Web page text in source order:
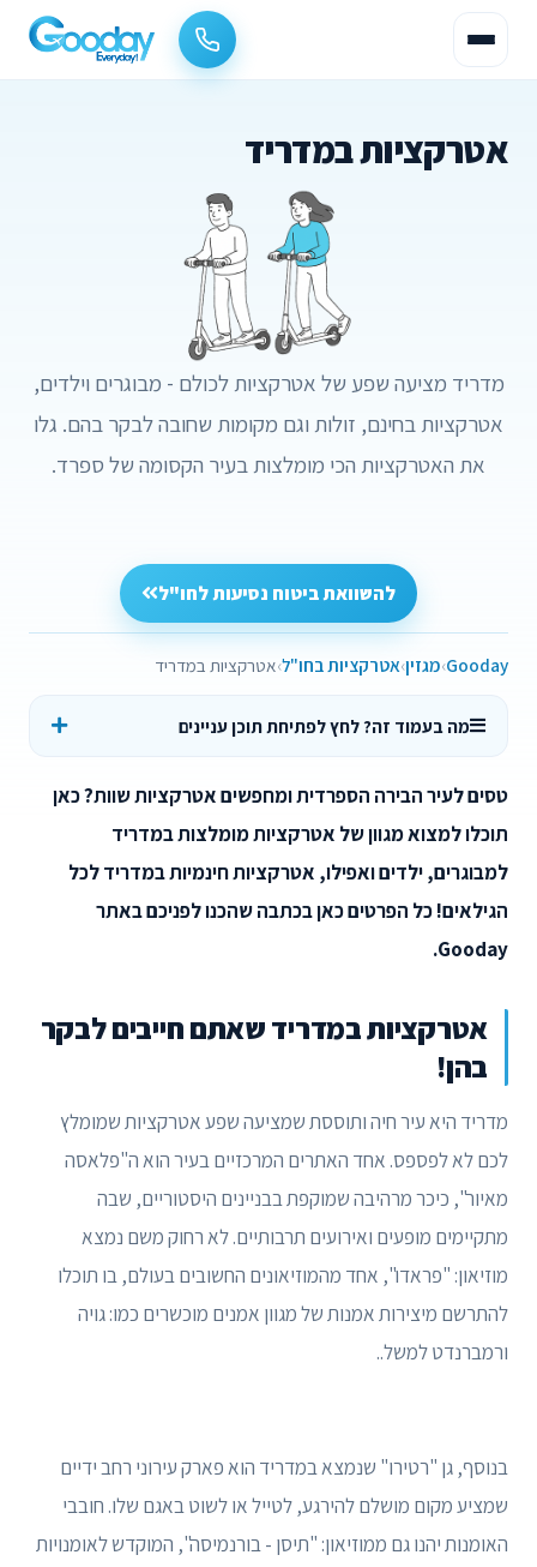
אטרקציות במדריד
מדריד מציעה שפע של אטרקציות לכולם - מבוגרים וילדים,
אטרקציות בחינם, זולות וגם מקומות שחובה לבקר בהם. גלו
את האטרקציות הכי מומלצות בעיר הקסומה של ספרד.
להשוואת ביטוח נסיעות לחו"ל
Gooday מגזין אטרקציות בחו"ל אטרקציות במדריד
מה בעמוד זה? לחץ לפתיחת תוכן עניינים
טסים לעיר הבירה הספרדית ומחפשים אטרקציות שוות? כאן
תוכלו למצוא מגוון של אטרקציות מומלצות במדריד
למבוגרים, ילדים ואפילו, אטרקציות חינמיות במדריד לכל
הגילאים! כל הפרטים כאן בכתבה שהכנו לפניכם באתר
Gooday.
אטרקציות במדריד שאתם חייבים לבקר
בהן!
מדריד היא עיר חיה ותוססת שמציעה שפע אטרקציות שמומלץ
לכם לא לפספס. אחד האתרים המרכזיים בעיר הוא ה"פלאסה
מאיור", כיכר מרהיבה שמוקפת בבניינים היסטוריים, שבה
מתקיימים מופעים ואירועים תרבותיים. לא רחוק משם נמצא
מוזיאון: "פראדו", אחד מהמוזיאונים החשובים בעולם, בו תוכלו
להתרשם מיצירות אמנות של מגוון אמנים מוכשרים כמו: גויה
ורמברנדט למשל..
בנוסף, גן "רטירו" שנמצא במדריד הוא פארק עירוני רחב ידיים
שמציע מקום מושלם להירגע, לטייל או לשוט באגם שלו. חובבי
האומנות יהנו גם ממוזיאון: "תיסן - בורנמיסה", המוקדש לאומנויות